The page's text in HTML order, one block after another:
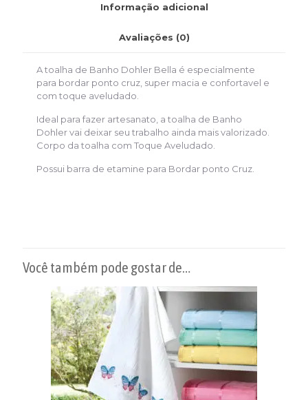
Informação adicional
Avaliações (0)
A toalha de Banho Dohler Bella é especialmente
para bordar ponto cruz, super macia e confortavel e
com toque aveludado.
Ideal para fazer artesanato, a toalha de Banho
Dohler vai deixar seu trabalho ainda mais valorizado.
Corpo da toalha com Toque Aveludado.
Possui barra de etamine para Bordar ponto Cruz.
Você também pode gostar de…